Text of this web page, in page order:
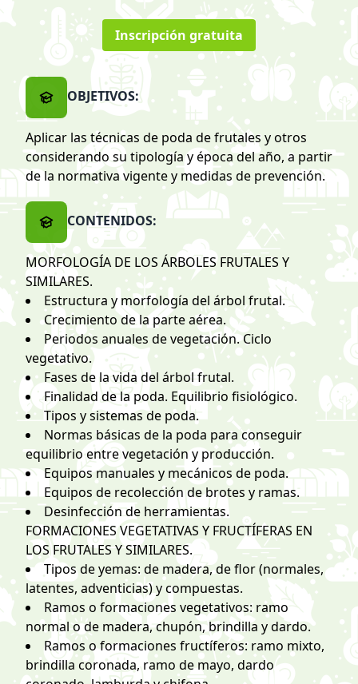
Inscripción gratuita
OBJETIVOS:
Aplicar las técnicas de poda de frutales y otros
considerando su tipología y época del año, a partir
de la normativa vigente y medidas de prevención.
CONTENIDOS:
MORFOLOGÍA DE LOS ÁRBOLES FRUTALES Y
SIMILARES.
Estructura y morfología del árbol frutal.
Crecimiento de la parte aérea.
Periodos anuales de vegetación. Ciclo
vegetativo.
Fases de la vida del árbol frutal.
Finalidad de la poda. Equilibrio fisiológico.
Tipos y sistemas de poda.
Normas básicas de la poda para conseguir
equilibrio entre vegetación y producción.
Equipos manuales y mecánicos de poda.
Equipos de recolección de brotes y ramas.
Desinfección de herramientas.
FORMACIONES VEGETATIVAS Y FRUCTÍFERAS EN
LOS FRUTALES Y SIMILARES.
Tipos de yemas: de madera, de flor (normales,
latentes, adventicias) y compuestas.
Ramos o formaciones vegetativos: ramo
normal o de madera, chupón, brindilla y dardo.
Ramos o formaciones fructíferos: ramo mixto,
brindilla coronada, ramo de mayo, dardo